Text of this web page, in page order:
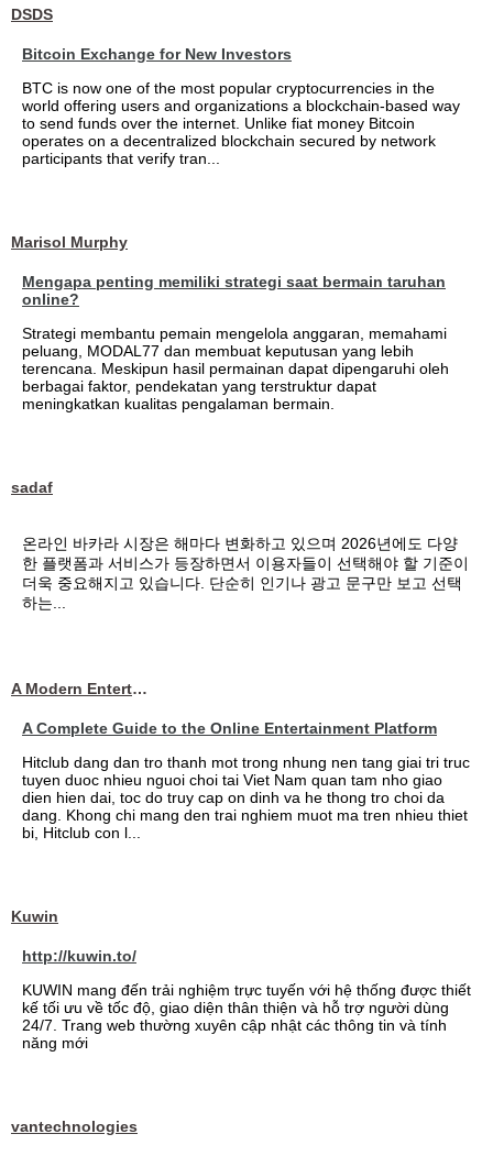
DSDS
Bitcoin Exchange for New Investors
BTC is now one of the most popular cryptocurrencies in the
world offering users and organizations a blockchain-based way
to send funds over the internet. Unlike fiat money Bitcoin
operates on a decentralized blockchain secured by network
participants that verify tran...
Marisol Murphy
Mengapa penting memiliki strategi saat bermain taruhan
online?
Strategi membantu pemain mengelola anggaran, memahami
peluang, MODAL77 dan membuat keputusan yang lebih
terencana. Meskipun hasil permainan dapat dipengaruhi oleh
berbagai faktor, pendekatan yang terstruktur dapat
meningkatkan kualitas pengalaman bermain.
sadaf
온라인 바카라 시장은 해마다 변화하고 있으며 2026년에도 다양
한 플랫폼과 서비스가 등장하면서 이용자들이 선택해야 할 기준이
더욱 중요해지고 있습니다. 단순히 인기나 광고 문구만 보고 선택
하는...
A Modern Entertainment Platform Bringing
A Complete Guide to the Online Entertainment Platform
Hitclub dang dan tro thanh mot trong nhung nen tang giai tri truc
tuyen duoc nhieu nguoi choi tai Viet Nam quan tam nho giao
dien hien dai, toc do truy cap on dinh va he thong tro choi da
dang. Khong chi mang den trai nghiem muot ma tren nhieu thiet
bi, Hitclub con l...
Kuwin
http://kuwin.to/
KUWIN mang đến trải nghiệm trực tuyến với hệ thống được thiết
kế tối ưu về tốc độ, giao diện thân thiện và hỗ trợ người dùng
24/7. Trang web thường xuyên cập nhật các thông tin và tính
năng mới
vantechnologies